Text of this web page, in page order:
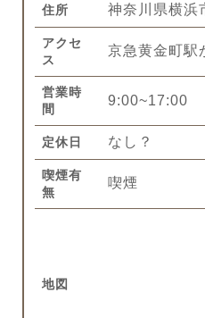
住所 神奈川県横浜
アクセ
ス
京急黄金町駅
営業時
間
9:00~17:00
定休日 なし？
喫煙有
無
喫煙
地図